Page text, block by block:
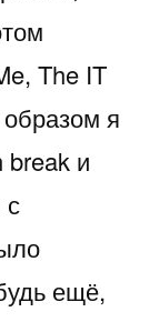
The IT
я
break и
с
ещё,